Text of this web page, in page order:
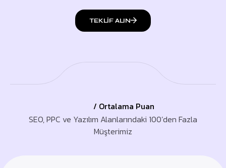
TEKLIF ALIN
/ Ortalama Puan
SEO, PPC ve Yazılım Alanlarındaki 100’den Fazla
Müşterimiz